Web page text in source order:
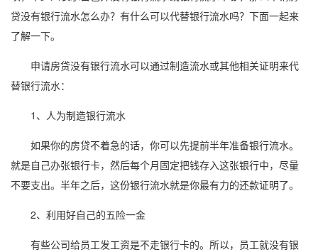
贷没有银行流水怎么办？有什么可以代替银行流水吗？下面一起来
了解一下。
申请房贷没有银行流水可以通过制造流水或其他相关证明来代
替银行流水：
1、人为制造银行流水
如果你的房贷不着急的话，你可以先提前半年准备银行流水。
就是自己办张银行卡，然后每个月固定把钱存入这张银行中，尽量
不要支出。半年之后，这份银行流水就是你最有力的还款证明了。
2、利用好自己的五险一金
有些公司给员工发工资是不走银行卡的。所以，员工就没有银